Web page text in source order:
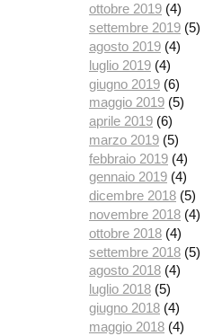
ottobre 2019 (4)
settembre 2019 (5)
agosto 2019 (4)
luglio 2019 (4)
giugno 2019 (6)
maggio 2019 (5)
aprile 2019 (6)
marzo 2019 (5)
febbraio 2019 (4)
gennaio 2019 (4)
dicembre 2018 (5)
novembre 2018 (4)
ottobre 2018 (4)
settembre 2018 (5)
agosto 2018 (4)
luglio 2018 (5)
giugno 2018 (4)
maggio 2018 (4)